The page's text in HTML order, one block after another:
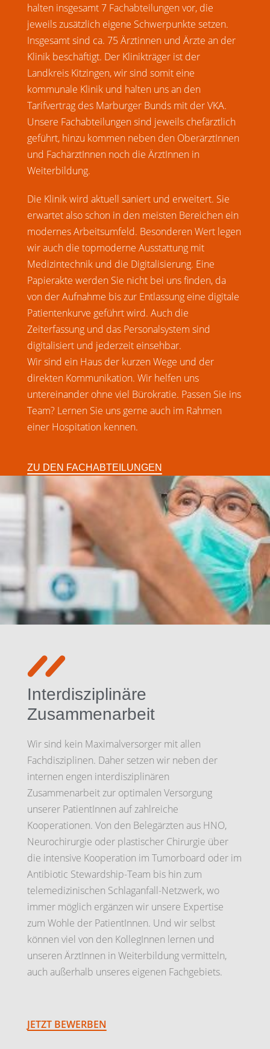
halten insgesamt 7 Fachabteilungen vor, die
jeweils zusätzlich eigene Schwerpunkte setzen.
Insgesamt sind ca. 75 Ärztinnen und Ärzte an der
Klinik beschäftigt. Der Klinikträger ist der
Landkreis Kitzingen, wir sind somit eine
kommunale Klinik und halten uns an den
Tarifvertrag des Marburger Bunds mit der VKA.
Unsere Fachabteilungen sind jeweils chefärztlich
geführt, hinzu kommen neben den OberärztInnen
und FachärztInnen noch die ÄrztInnen in
Weiterbildung.
Die Klinik wird aktuell saniert und erweitert. Sie
erwartet also schon in den meisten Bereichen ein
modernes Arbeitsumfeld. Besonderen Wert legen
wir auch die topmoderne Ausstattung mit
Medizintechnik und die Digitalisierung. Eine
Papierakte werden Sie nicht bei uns finden, da
von der Aufnahme bis zur Entlassung eine digitale
Patientenkurve geführt wird. Auch die
Zeiterfassung und das Personalsystem sind
digitalisiert und jederzeit einsehbar.
Wir sind ein Haus der kurzen Wege und der
direkten Kommunikation. Wir helfen uns
untereinander ohne viel Bürokratie. Passen Sie ins
Team? Lernen Sie uns gerne auch im Rahmen
einer Hospitation kennen.
ZU DEN FACHABTEILUNGEN
Interdisziplinäre
Zusammenarbeit
Wir sind kein Maximalversorger mit allen
Fachdisziplinen. Daher setzen wir neben der
internen engen interdisziplinären
Zusammenarbeit zur optimalen Versorgung
unserer PatientInnen auf zahlreiche
Kooperationen. Von den Belegärzten aus HNO,
Neurochirurgie oder plastischer Chirurgie über
die intensive Kooperation im Tumorboard oder im
Antibiotic Stewardship-Team bis hin zum
telemedizinischen Schlaganfall-Netzwerk, wo
immer möglich ergänzen wir unsere Expertise
zum Wohle der PatientInnen. Und wir selbst
können viel von den KollegInnen lernen und
unseren ÄrztInnen in Weiterbildung vermitteln,
auch außerhalb unseres eigenen Fachgebiets.
JETZT BEWERBEN